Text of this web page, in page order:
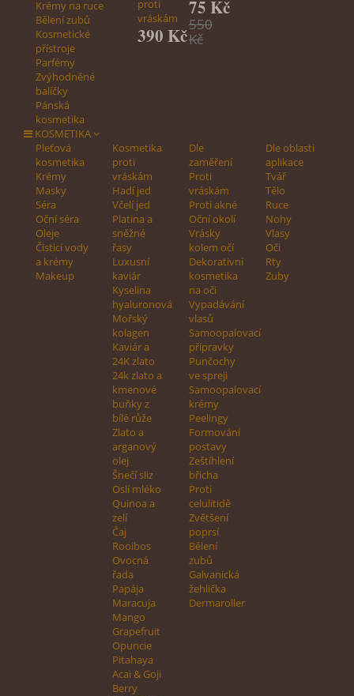
Krémy na ruce
Bělení zubů
Kosmetické
přístroje
Parfémy
Zvýhodněné
balíčky
Pánská
kosmetika
proti
vráskám
390 Kč
75 Kč
550
Kč
KOSMETIKA
Pleťová
kosmetika
Krémy
Masky
Séra
Oční séra
Oleje
Čisticí vody
a krémy
Makeup
Kosmetika
proti
vráskám
Hadí jed
Včelí jed
Platina a
sněžné
řasy
Luxusní
kaviár
Kyselina
hyaluronová
Mořský
kolagen
Kaviár a
24K zlato
24k zlato a
kmenové
buňky z
bílé růže
Zlato a
arganový
olej
Šnečí sliz
Oslí mléko
Quinoa a
zelí
Čaj
Rooibos
Ovocná
řada
Papája
Maracuja
Mango
Grapefruit
Opuncie
Pitahaya
Acai & Goji
Berry
Dle
zaměření
Proti
vráskám
Proti akné
Oční okolí
Vrásky
kolem očí
Dekorativní
kosmetika
na oči
Vypadávání
vlasů
Samoopalovací
přípravky
Punčochy
ve spreji
Samoopalovací
krémy
Peelingy
Formování
postavy
Zeštíhlení
břicha
Proti
celulitidě
Zvětšení
poprsí
Bělení
zubů
Galvanická
žehlička
Dermaroller
Dle oblasti
aplikace
Tvář
Tělo
Ruce
Nohy
Vlasy
Oči
Rty
Zuby